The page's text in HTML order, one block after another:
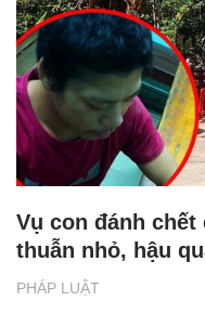
PHÁP LUẬT
Vụ con đánh chết
thuẫn nhỏ, hậu